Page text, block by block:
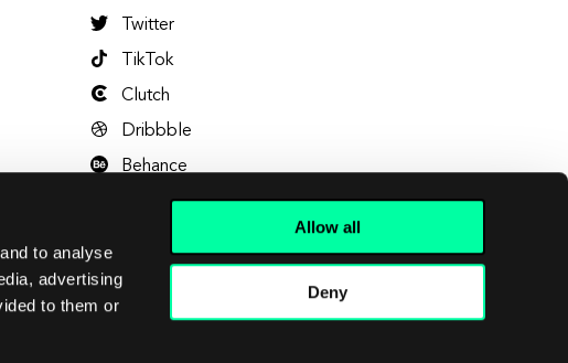
to analyse
advertising
to them or
Allow all
Deny
Twitter
TikTok
Clutch
Dribbble
Behance